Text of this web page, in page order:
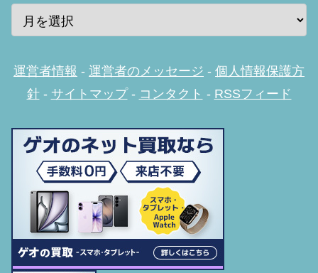
運営者情報 - 運営者のメッセージ - 個人情報保護方
針- サイトマップ- コンタクト - RSSフィード